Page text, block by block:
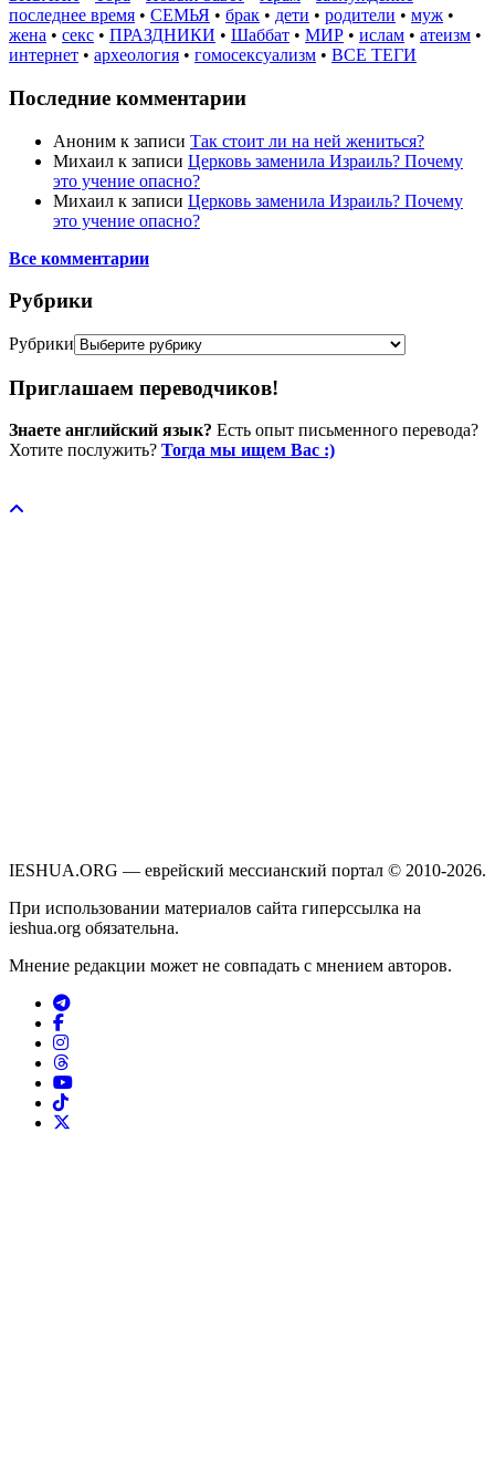
последнее время • СЕМЬЯ • брак • дети • родители • муж •
жена • секс • ПРАЗДНИКИ • Шаббат • МИР • ислам • атеизм •
интернет • археология • гомосексуализм • ВСЕ ТЕГИ
Последние комментарии
Аноним к записи Так стоит ли на ней жениться?
Михаил к записи Церковь заменила Израиль? Почему
это учение опасно?
Михаил к записи Церковь заменила Израиль? Почему
это учение опасно?
Все комментарии
Рубрики
Рубрики
Приглашаем переводчиков!
Знаете английский язык? Есть опыт письменного перевода?
Хотите послужить? Тогда мы ищем Вас :)
IESHUA.ORG — еврейский мессианский портал © 2010-2026.
При использовании материалов сайта гиперссылка на
ieshua.org обязательна.
Мнение редакции может не совпадать с мнением авторов.